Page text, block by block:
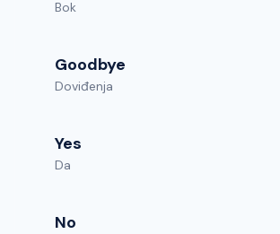
Bok
Goodbye
Doviđenja
Yes
Da
No